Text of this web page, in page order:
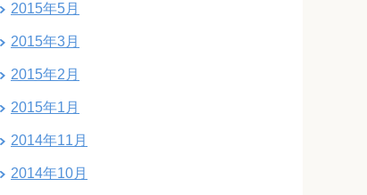
2015年5月
2015年3月
2015年2月
2015年1月
2014年11月
2014年10月